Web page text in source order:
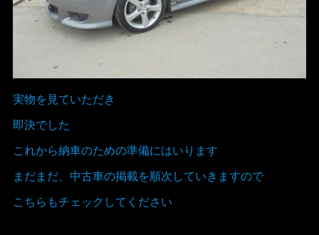
実物を見ていただき
即決でした
これから納車のための準備にはいります
まだまだ、中古車の掲載を順次していきますので
こちらもチェックしてください